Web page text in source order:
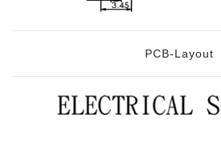
PCB-Layout